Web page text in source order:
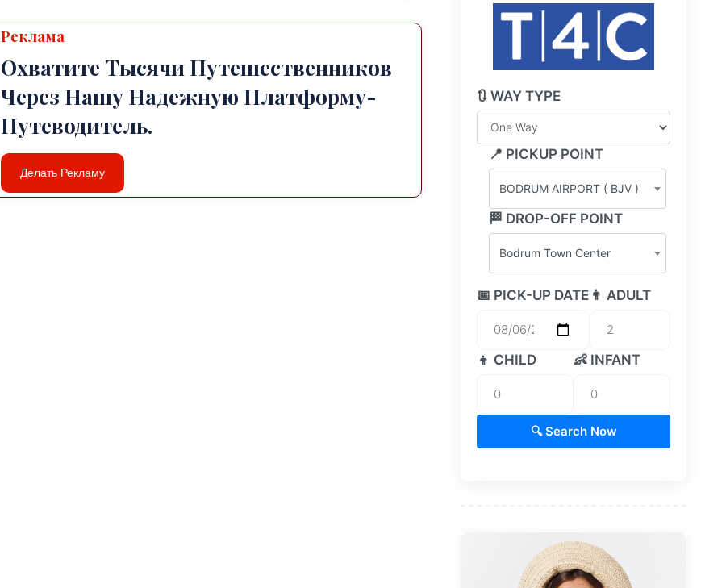
Реклама
Охватите Тысячи Путешественников
Через Нашу Надежную Платформу-
Путеводитель.
Делать Рекламу
🔃 WAY TYPE
📍 PICKUP POINT
BODRUM AIRPORT ( BJV )
🏁 DROP-OFF POINT
Bodrum Town Center
📅 PICK-UP DATE 👨 ADULT
👦 CHILD 👶 INFANT
🔍 Search Now